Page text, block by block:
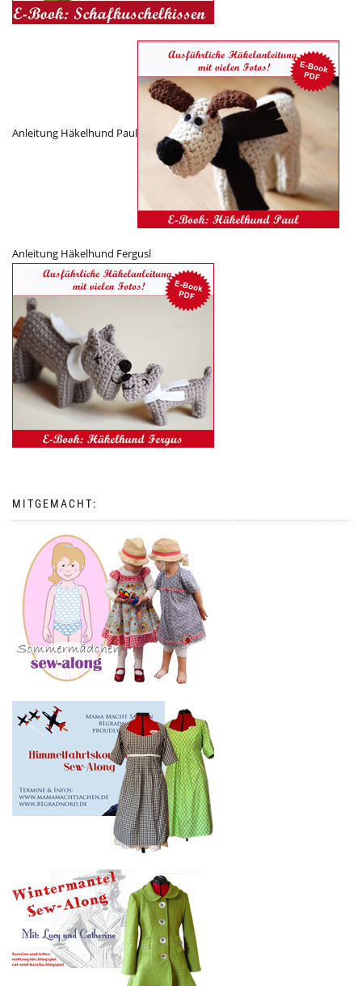
Anleitung Häkelhund Paul
Anleitung Häkelhund Fergusl
MITGEMACHT: